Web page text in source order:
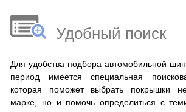
Удобный поиск
Для удобства подбора автомобильной
период имеется специальная
которая поможет выбрать покрышки
марке, но и помочь определиться с